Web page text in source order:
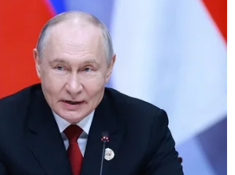
cuộc không kích của Israel xuống thành
31/5/2025. (Ảnh: THX/TTXVN)
3/6 ra tuyên bố cho biết
này hôm 2/6 đã tấn công
trên khắp Dải Gaza, nhằm
các tòa nhà, đường hầm và